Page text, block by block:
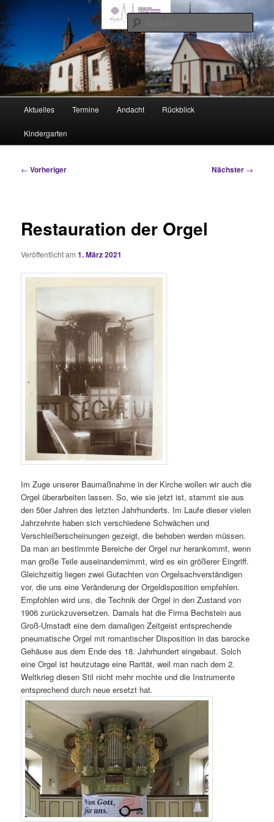
primären
Inhalt
springen
Evangelische Kirchengemeinden
Rimhorn und Lützel-Wiebelsbach
Aktuelles Termine Andacht Rückblick
Kindergarten
Beitragsnavigation
← Vorheriger Nächster →
Restauration der Orgel
Veröffentlicht am1. März 2021
Im Zuge unserer Baumaßnahme in der Kirche wollen wir auch die
Orgel überarbeiten lassen. So, wie sie jetzt ist, stammt sie aus
den 50er Jahren des letzten Jahrhunderts. Im Laufe dieser vielen
Jahrzehnte haben sich verschiedene Schwächen und
Verschleißerscheinungen gezeigt, die behoben werden müssen.
Da man an bestimmte Bereiche der Orgel nur herankommt, wenn
man große Teile auseinandernimmt, wird es ein größerer Eingriff.
Gleichzeitig liegen zwei Gutachten von Orgelsachverständigen
vor, die uns eine Veränderung der Orgeldisposition empfehlen.
Empfohlen wird uns, die Technik der Orgel in den Zustand von
1906 zurückzuversetzen. Damals hat die Firma Bechstein aus
Groß-Umstadt eine dem damaligen Zeitgeist entsprechende
pneumatische Orgel mit romantischer Disposition in das barocke
Gehäuse aus dem Ende des 18. Jahrhundert eingebaut. Solch
eine Orgel ist heutzutage eine Rarität, weil man nach dem 2.
Weltkrieg diesen Stil nicht mehr mochte und die Instrumente
entsprechend durch neue ersetzt hat.